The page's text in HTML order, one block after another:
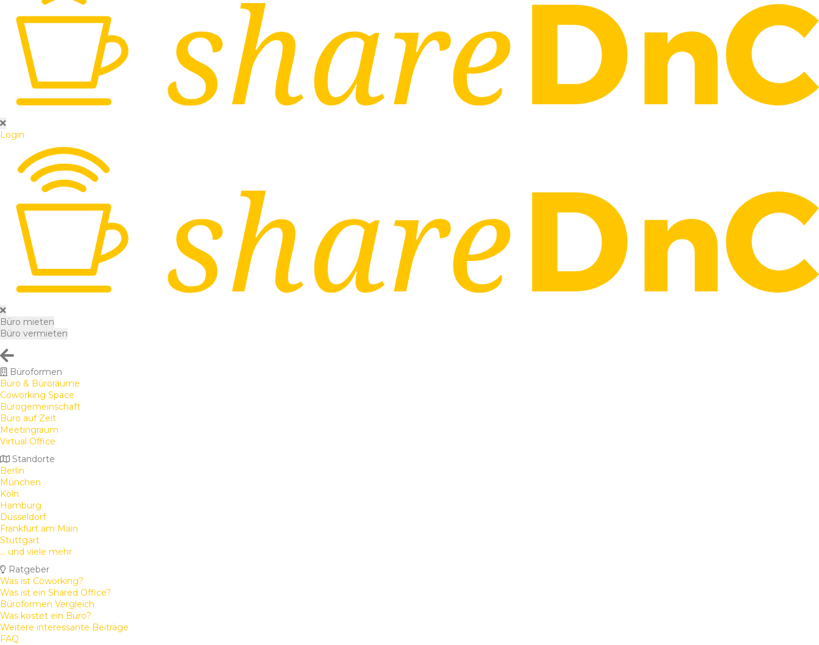
Login
Büro mieten
Büro vermieten
Büroformen
Büro & Büroräume
Coworking Space
Bürogemeinschaft
Büro auf Zeit
Meetingraum
Virtual Office
Standorte
Berlin
München
Köln
Hamburg
Düsseldorf
Frankfurt am Main
Stuttgart
... und viele mehr
Ratgeber
Was ist Coworking?
Was ist ein Shared Office?
Büroformen Vergleich
Was kostet ein Büro?
Weitere interessante Beiträge
FAQ